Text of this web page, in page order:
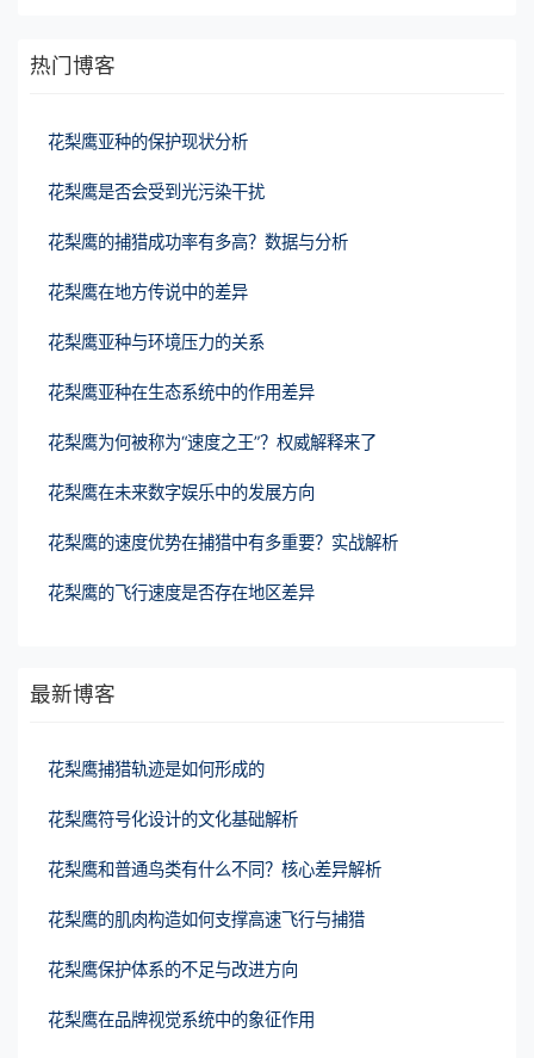
热门博客
花梨鹰亚种的保护现状分析
花梨鹰是否会受到光污染干扰
花梨鹰的捕猎成功率有多高？数据与分析
花梨鹰在地方传说中的差异
花梨鹰亚种与环境压力的关系
花梨鹰亚种在生态系统中的作用差异
花梨鹰为何被称为“速度之王”？权威解释来了
花梨鹰在未来数字娱乐中的发展方向
花梨鹰的速度优势在捕猎中有多重要？实战解析
花梨鹰的飞行速度是否存在地区差异
最新博客
花梨鹰捕猎轨迹是如何形成的
花梨鹰符号化设计的文化基础解析
花梨鹰和普通鸟类有什么不同？核心差异解析
花梨鹰的肌肉构造如何支撑高速飞行与捕猎
花梨鹰保护体系的不足与改进方向
花梨鹰在品牌视觉系统中的象征作用